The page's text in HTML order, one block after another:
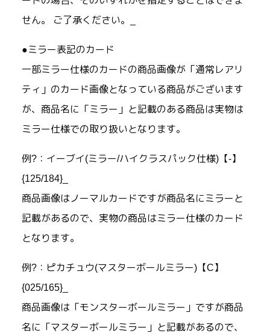
せん。 ご了承ください。_
●ミラー表記のカード
一部ミラー仕様のカードの商品画像が「通常レアリ
ティ」のカード画像となっている商品がございます
が、商品名に「ミラー」と記載のある商品は実物は
ミラー仕様での取り扱いとなります。
例?：イーブイ(ミラー/ハイクラスパック仕様)【-】
{125/184}_
商品画像はノーマルカードですが商品名にミラーと
記載があるので、実物の商品はミラー仕様のカード
となります。
例?：ピカチュウ(マスターボールミラー)【C】
{025/165}_
商品画像は「モンスターボールミラー」ですが商品
名に「マスターボールミラー」と記載があるので、